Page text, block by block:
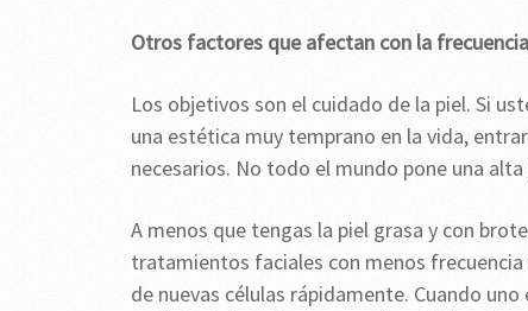
Otros factores que afectan con la
Los objetivos son el cuidado de la piel. Si
una estética muy temprano en la vida,
necesarios. No todo el mundo pone una
A menos que tengas la piel grasa y con
tratamientos faciales con menos
de nuevas células rápidamente. Cuando